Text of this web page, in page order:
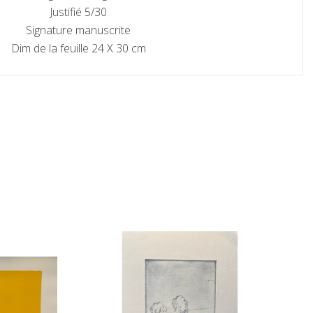
Justifié 5/30
Signature manuscrite
Dim de la feuille 24 X 30 cm